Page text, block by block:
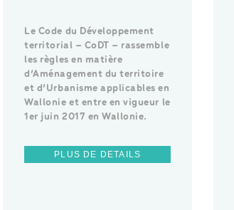
Le Code du Développement
territorial – CoDT – rassemble
les règles en matière
d’Aménagement du territoire
et d’Urbanisme applicables en
Wallonie et entre en vigueur le
1er juin 2017 en Wallonie.
PLUS DE DETAILS